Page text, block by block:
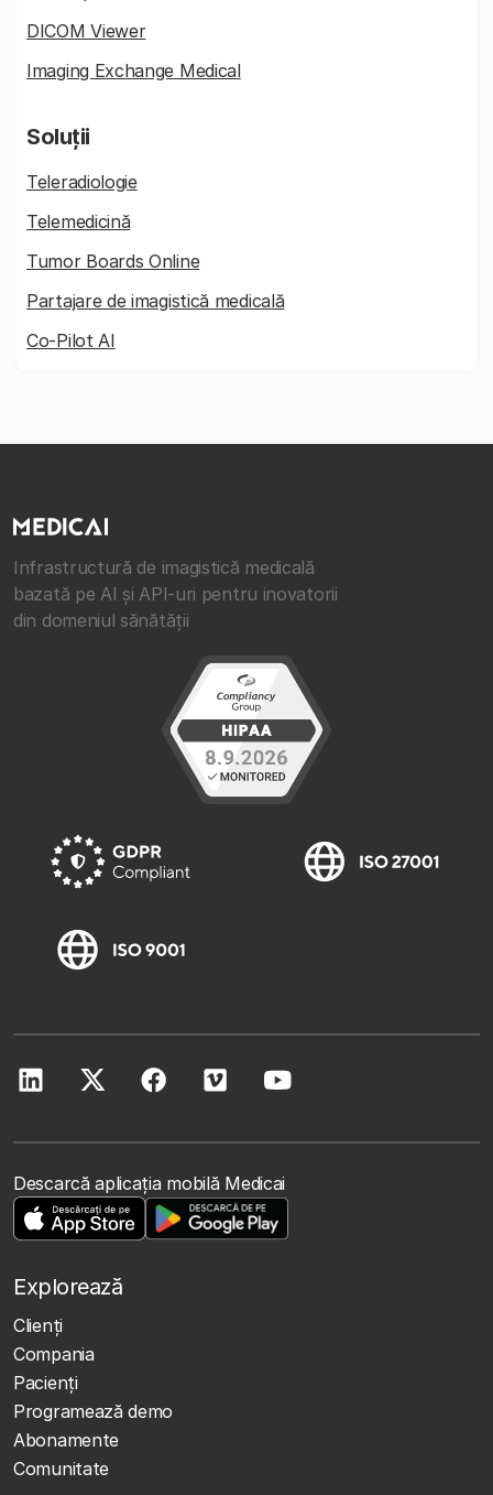
DICOM Viewer
Imaging Exchange Medical
Soluții
Teleradiologie
Telemedicină
Tumor Boards Online
Partajare de imagistică medicală
Co-Pilot AI
Infrastructură de imagistică medicală
bazată pe AI și API-uri pentru inovatorii
din domeniul sănătății
Descarcă aplicația mobilă Medicai
Explorează
Clienţi
Compania
Pacienți
Programează demo
Abonamente
Comunitate